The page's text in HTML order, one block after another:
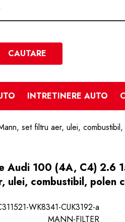
Cautare
CAUTARE
INTRETINERE AUTO
set filtru aer, ulei,
Audi 100 (4A, C4) 2.6
ulei, combustibil, polen
WK8341-CUK3192-a
MANN-FILTER